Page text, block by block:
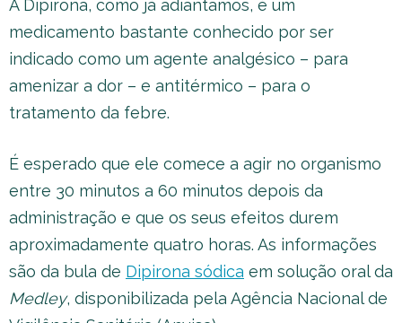
A Dipirona, como já adiantamos, é um
medicamento bastante conhecido por ser
indicado como um agente analgésico – para
amenizar a dor – e antitérmico – para o
tratamento da febre.
É esperado que ele comece a agir no organismo
entre 30 minutos a 60 minutos depois da
administração e que os seus efeitos durem
aproximadamente quatro horas. As informações
são da bula de Dipirona sódica em solução oral da
Medley, disponibilizada pela Agência Nacional de